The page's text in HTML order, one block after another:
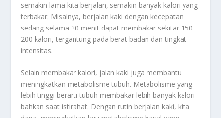
semakin lama kita berjalan, semakin banyak kalori yang
terbakar. Misalnya, berjalan kaki dengan kecepatan
sedang selama 30 menit dapat membakar sekitar 150-
200 kalori, tergantung pada berat badan dan tingkat
intensitas.
Selain membakar kalori, jalan kaki juga membantu
meningkatkan metabolisme tubuh. Metabolisme yang
lebih tinggi berarti tubuh membakar lebih banyak kalori
bahkan saat istirahat. Dengan rutin berjalan kaki, kita